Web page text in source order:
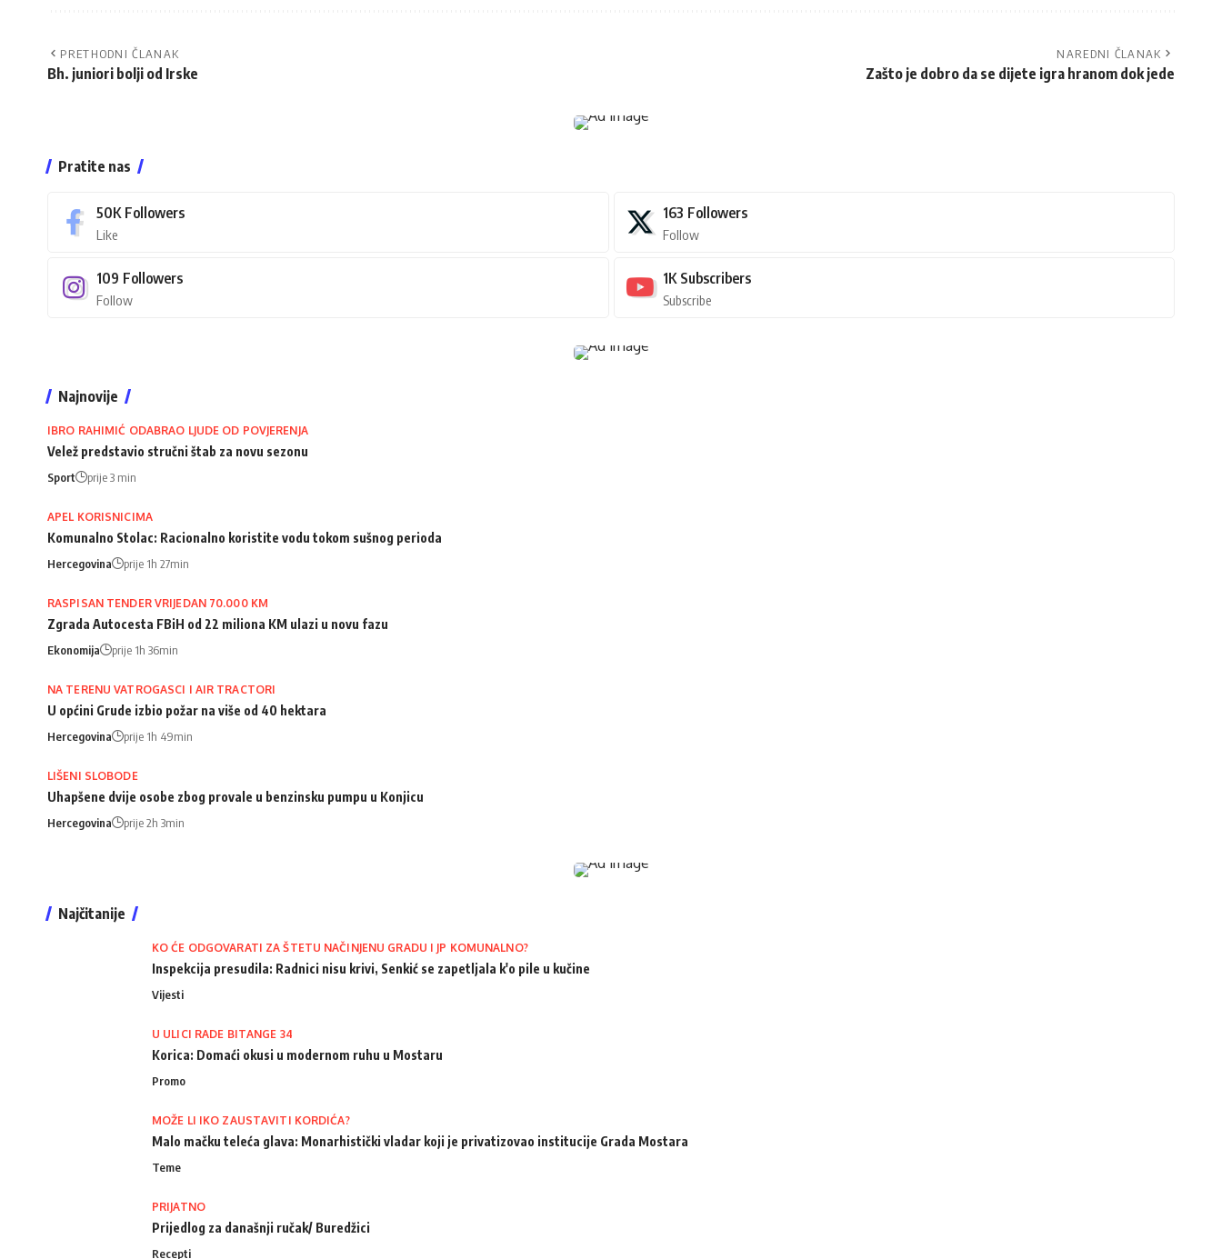
PRETHODNI ČLANAK
Bh. juniori bolji od Irske
NAREDNI ČLANAK
Zašto je dobro da se dijete igra hranom dok jede
Pratite nas
50K Followers
Like
163 Followers
Follow
109 Followers
Follow
1K Subscribers
Subscribe
Najnovije
IBRO RAHIMIĆ ODABRAO LJUDE OD POVJERENJA
Velež predstavio stručni štab za novu sezonu
Sport prije 3 min
APEL KORISNICIMA
Komunalno Stolac: Racionalno koristite vodu tokom sušnog perioda
Hercegovina prije 1h 27min
RASPISAN TENDER VRIJEDAN 70.000 KM
Zgrada Autocesta FBiH od 22 miliona KM ulazi u novu fazu
Ekonomija prije 1h 36min
NA TERENU VATROGASCI I AIR TRACTORI
U općini Grude izbio požar na više od 40 hektara
Hercegovina prije 1h 49min
LIŠENI SLOBODE
Uhapšene dvije osobe zbog provale u benzinsku pumpu u Konjicu
Hercegovina prije 2h 3min
Najčitanije
KO ĆE ODGOVARATI ZA ŠTETU NAČINJENU GRADU I JP KOMUNALNO?
Inspekcija presudila: Radnici nisu krivi, Senkić se zapetljala k'o pile u kučine
Vijesti
U ULICI RADE BITANGE 34
Korica: Domaći okusi u modernom ruhu u Mostaru
Promo
MOŽE LI IKO ZAUSTAVITI KORDIĆA?
Malo mačku teleća glava: Monarhistički vladar koji je privatizovao institucije Grada Mostara
Teme
PRIJATNO
Prijedlog za današnji ručak/ Buredžici
Recepti